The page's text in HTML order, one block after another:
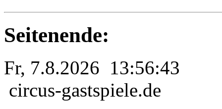
Seitenende:
Fr, 7.8.2026 13:56:43
circus-gastspiele.de